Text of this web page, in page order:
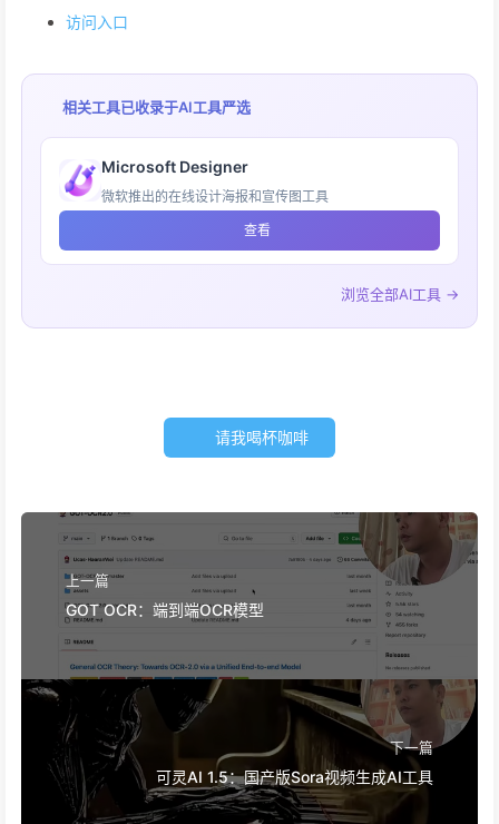
访问入口
相关工具已收录于AI工具严选
Microsoft Designer
微软推出的在线设计海报和宣传图工具
查看
浏览全部AI工具 →
请我喝杯咖啡
上一篇
GOT OCR：端到端OCR模型
下一篇
可灵AI 1.5：国产版Sora视频生成AI工具